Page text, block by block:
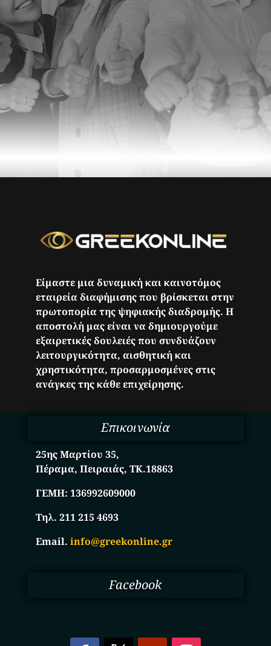
Είμαστε μια δυναμική και καινοτόμος
εταιρεία διαφήμισης που βρίσκεται στην
πρωτοπορία της ψηφιακής διαδρομής. Η
αποστολή μας είναι να δημιουργούμε
εξαιρετικές δουλειές που συνδυάζουν
λειτουργικότητα, αισθητική και
χρηστικότητα, προσαρμοσμένες στις
ανάγκες της κάθε επιχείρησης.
Επικοινωνία
25ης Μαρτίου 35,
Πέραμα, Πειραιάς, ΤΚ.18863
ΓΕΜΗ:136992609000
Τηλ. 211 215 4693
Email.info@greekonline.gr
Facebook